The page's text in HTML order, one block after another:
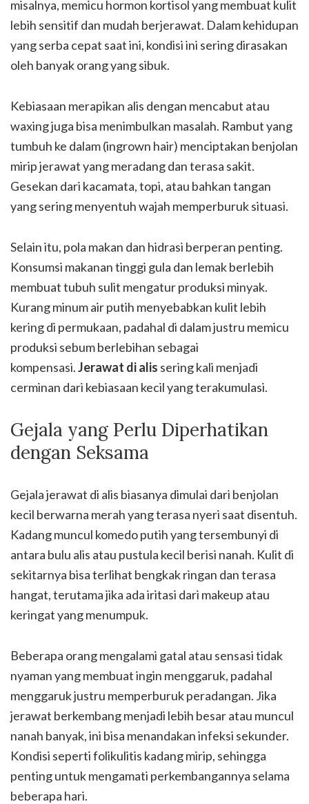
misalnya, memicu hormon kortisol yang membuat kulit
lebih sensitif dan mudah berjerawat. Dalam kehidupan
yang serba cepat saat ini, kondisi ini sering dirasakan
oleh banyak orang yang sibuk.
Kebiasaan merapikan alis dengan mencabut atau
waxing juga bisa menimbulkan masalah. Rambut yang
tumbuh ke dalam (ingrown hair) menciptakan benjolan
mirip jerawat yang meradang dan terasa sakit.
Gesekan dari kacamata, topi, atau bahkan tangan
yang sering menyentuh wajah memperburuk situasi.
Selain itu, pola makan dan hidrasi berperan penting.
Konsumsi makanan tinggi gula dan lemak berlebih
membuat tubuh sulit mengatur produksi minyak.
Kurang minum air putih menyebabkan kulit lebih
kering di permukaan, padahal di dalam justru memicu
produksi sebum berlebihan sebagai
kompensasi.Jerawat di alis sering kali menjadi
cerminan dari kebiasaan kecil yang terakumulasi.
Gejala yang Perlu Diperhatikan
dengan Seksama
Gejala jerawat di alis biasanya dimulai dari benjolan
kecil berwarna merah yang terasa nyeri saat disentuh.
Kadang muncul komedo putih yang tersembunyi di
antara bulu alis atau pustula kecil berisi nanah. Kulit di
sekitarnya bisa terlihat bengkak ringan dan terasa
hangat, terutama jika ada iritasi dari makeup atau
keringat yang menumpuk.
Beberapa orang mengalami gatal atau sensasi tidak
nyaman yang membuat ingin menggaruk, padahal
menggaruk justru memperburuk peradangan. Jika
jerawat berkembang menjadi lebih besar atau muncul
nanah banyak, ini bisa menandakan infeksi sekunder.
Kondisi seperti folikulitis kadang mirip, sehingga
penting untuk mengamati perkembangannya selama
beberapa hari.